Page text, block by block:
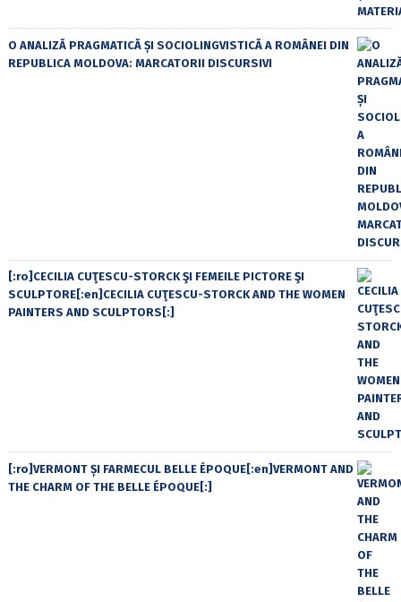
O ANALIZĂ PRAGMATICĂ ȘI SOCIOLINGVISTICĂ A ROMÂNEI DIN
REPUBLICA MOLDOVA: MARCATORII DISCURSIVI
[:ro]CECILIA CUŢESCU-STORCK ŞI FEMEILE PICTORE ŞI
SCULPTORE[:en]CECILIA CUŢESCU-STORCK AND THE WOMEN
PAINTERS AND SCULPTORS[:]
[:ro]VERMONT ȘI FARMECUL BELLE ÉPOQUE[:en]VERMONT AND
THE CHARM OF THE BELLE ÉPOQUE[:]